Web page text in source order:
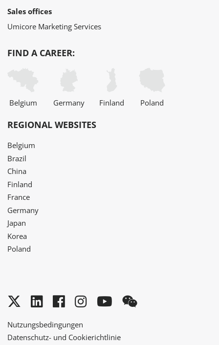
Sales offices
Umicore Marketing Services
FIND A CAREER:
Belgium Germany Finland Poland
REGIONAL WEBSITES
Belgium
Brazil
China
Finland
France
Germany
Japan
Korea
Poland
Twitter
LinkedInFacebook
Instagram
YouTube
Nutzungsbedingungen
Datenschutz- und Cookierichtlinie